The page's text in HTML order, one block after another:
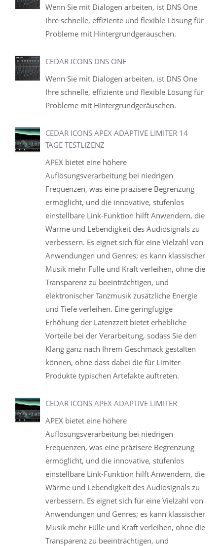
Wenn Sie mit Dialogen arbeiten, ist DNS One
Ihre schnelle, effiziente und flexible Lösung für
Probleme mit Hintergrundgeräuschen.
CEDAR ICONS DNS ONE
Wenn Sie mit Dialogen arbeiten, ist DNS One
Ihre schnelle, effiziente und flexible Lösung für
Probleme mit Hintergrundgeräuschen.
CEDAR ICONS APEX ADAPTIVE LIMITER 14
TAGE TESTLIZENZ
APEX bietet eine höhere
Auflösungsverarbeitung bei niedrigen
Frequenzen, was eine präzisere Begrenzung
ermöglicht, und die innovative, stufenlos
einstellbare Link-Funktion hilft Anwendern, die
Wärme und Lebendigkeit des Audiosignals zu
verbessern. Es eignet sich für eine Vielzahl von
Anwendungen und Genres; es kann klassischer
Musik mehr Fülle und Kraft verleihen, ohne die
Transparenz zu beeinträchtigen, und
elektronischer Tanzmusik zusätzliche Energie
und Tiefe verleihen. Eine geringfügige
Erhöhung der Latenzzeit bietet erhebliche
Vorteile bei der Verarbeitung, sodass Sie den
Klang ganz nach Ihrem Geschmack gestalten
können, ohne dass dabei die für Limiter-
Produkte typischen Artefakte auftreten.
CEDAR ICONS APEX ADAPTIVE LIMITER
APEX bietet eine höhere
Auflösungsverarbeitung bei niedrigen
Frequenzen, was eine präzisere Begrenzung
ermöglicht, und die innovative, stufenlos
einstellbare Link-Funktion hilft Anwendern, die
Wärme und Lebendigkeit des Audiosignals zu
verbessern. Es eignet sich für eine Vielzahl von
Anwendungen und Genres; es kann klassischer
Musik mehr Fülle und Kraft verleihen, ohne die
Transparenz zu beeinträchtigen, und